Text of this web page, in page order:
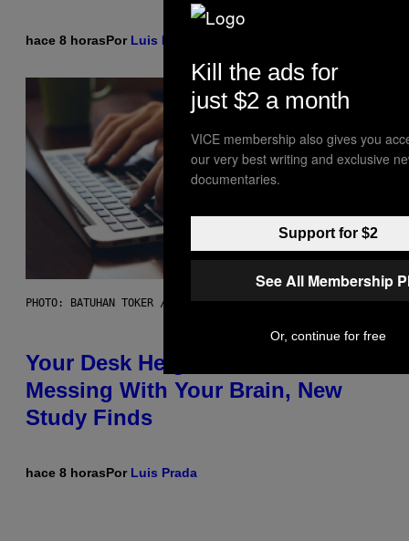
hace 8 horasPor Luis Prada
PHOTO: BATUHAN TOKER / GETTY IMAGES
Your Desk Height Could Be
Messing With Your Brain, New
Study Finds
hace 8 horasPor Luis Prada
Kill the ads for
just $2 a month
VICE membership also gives you
our very best writing and exclusive
documentaries.
Support for $2
See All Membership
Or, continue for free